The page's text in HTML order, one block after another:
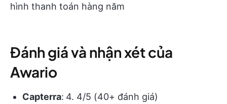
hình thanh toán hàng năm
Đánh giá và nhận xét của
Awario
Capterra: 4. 4/5 (40+ đánh giá)